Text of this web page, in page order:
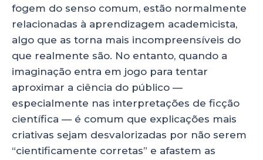
fogem do senso comum, estão normalmente
relacionadas à aprendizagem academicista,
algo que as torna mais incompreensíveis do
que realmente são. No entanto, quando a
imaginação entra em jogo para tentar
aproximar a ciência do público —
especialmente nas interpretações de ficção
científica — é comum que explicações mais
criativas sejam desvalorizadas por não serem
“cientificamente corretas” e afastem as